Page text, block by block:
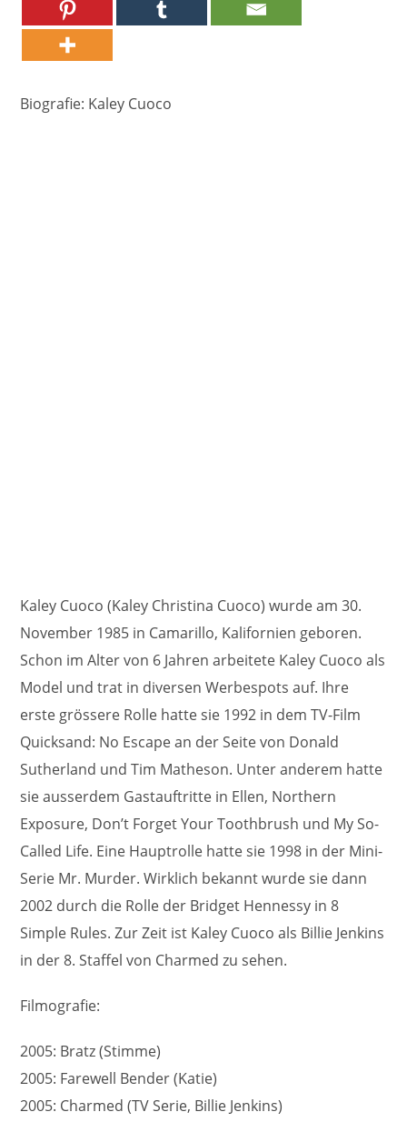
Biografie: Kaley Cuoco
Kaley Cuoco (Kaley Christina Cuoco) wurde am 30.
November 1985 in Camarillo, Kalifornien geboren.
Schon im Alter von 6 Jahren arbeitete Kaley Cuoco als
Model und trat in diversen Werbespots auf. Ihre
erste grössere Rolle hatte sie 1992 in dem TV-Film
Quicksand: No Escape an der Seite von Donald
Sutherland und Tim Matheson. Unter anderem hatte
sie ausserdem Gastauftritte in Ellen, Northern
Exposure, Don’t Forget Your Toothbrush und My So-
Called Life. Eine Hauptrolle hatte sie 1998 in der Mini-
Serie Mr. Murder. Wirklich bekannt wurde sie dann
2002 durch die Rolle der Bridget Hennessy in 8
Simple Rules. Zur Zeit ist Kaley Cuoco als Billie Jenkins
in der 8. Staffel von Charmed zu sehen.
Filmografie:
2005: Bratz (Stimme)
2005: Farewell Bender (Katie)
2005: Charmed (TV Serie, Billie Jenkins)